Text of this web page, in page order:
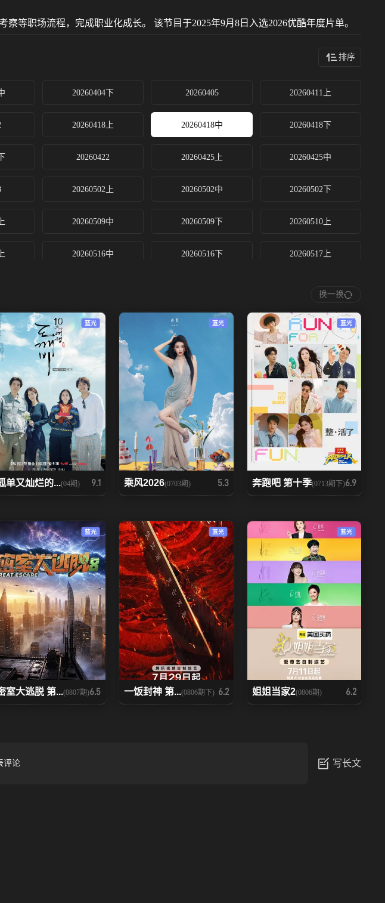
等职场流程，完成职业化成长。 该节目于2025年9月8日入选2026优酷年度片单。
排序
20260404下 20260405 20260411上
20260418上 20260418中 20260418下
20260422 20260425上 20260425中
20260502上 20260502中 20260502下
20260509中 20260509下 20260510上
20260516中 20260516下 20260517上
20260531下 20260601 20260602
20260607下 20260608 20260609
20260614 20260615 20260616
20260623 20260625 20260627
换一换
蓝光
单又灿烂的...(04期) 9.1
蓝光
乘风2026(0703期) 5.3
蓝光
奔跑吧 第十季(0713期下)6.9
蓝光
室大逃脱 第...(0807期)6.5
蓝光
一饭封神 第...(0806期下) 6.2
蓝光
姐姐当家2(0806期) 6.2
评论 写长文